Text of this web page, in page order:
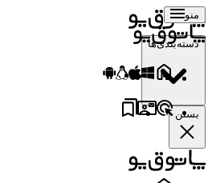
منو
دسته‌بندی‌ها
بستن